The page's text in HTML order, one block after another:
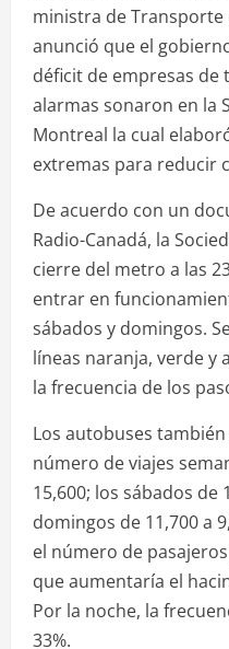
ministra de Transporte
anunció que el
déficit de empresas
alarmas sonaron en la
Montreal la cual
extremas para reducir
De acuerdo con un
Radio-Canadá, la
cierre del metro a las
entrar en
sábados y domingos.
líneas naranja, verde y
la frecuencia de los
Los autobuses
número de viajes
15,600; los sábados de
domingos de 11,700 a
el número de
que aumentaría el
Por la noche, la
33%.